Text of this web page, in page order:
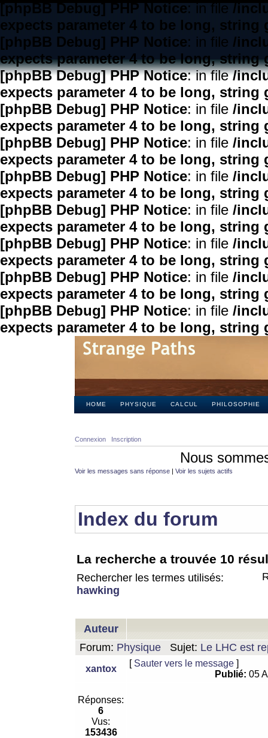
[phpBB Debug] PHP Notice: in file/
expects parameter 4 to be long, string
[phpBB Debug] PHP Notice: in file /
expects parameter 4 to be long, string
[phpBB Debug] PHP Notice: in file/
expects parameter 4 to be long, string
[phpBB Debug] PHP Notice: in file /
expects parameter 4 to be long, string
[phpBB Debug] PHP Notice: in file /
expects parameter 4 to be long, string
[phpBB Debug] PHP Notice: in file /
expects parameter 4 to be long, string
[phpBB Debug] PHP Notice: in file /
expects parameter 4 to be long, string
[phpBB Debug] PHP Notice: in file /
expects parameter 4 to be long, string
[phpBB Debug] PHP Notice: in file /
expects parameter 4 to be long, string
[phpBB Debug] PHP Notice: in file /
expects parameter 4 to be long, string
HOME PHYSIQUE CALCUL PHILOSOPHIE
Connexion Inscription
Nous
Voir les messages sans réponse | Voir les sujets actifs
Index du forum
La recherche a trouvée 10
Rechercher les termes utilisés:
hawking
Auteur
Forum: Physique Sujet: Le LHC est
xantox
[ Sauter vers le message ]
Publié: 05
Réponses:
6
Vus:
153436